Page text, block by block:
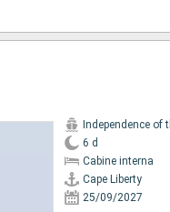
6 d
Cabine interna
Cape Liberty
25/09/2027